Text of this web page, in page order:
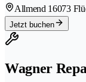
Allmend 16073
Jetzt buchen
Wagner